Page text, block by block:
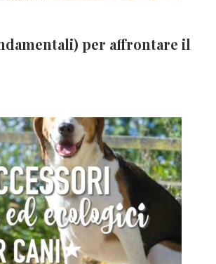
per affrontare il